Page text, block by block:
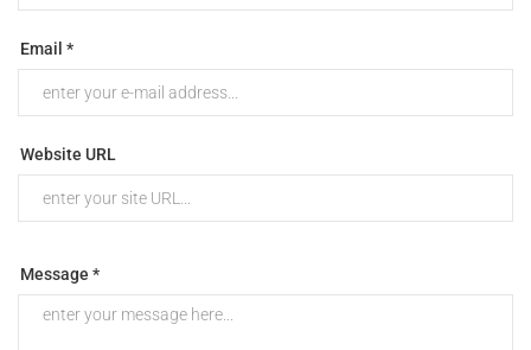
Email *
Website URL
Message *